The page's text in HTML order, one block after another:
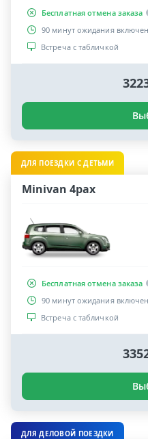
Бесплатная отмена заказа
90 минут ожидания
Встреча с табличкой
ДЛЯ ПОЕЗДКИ С ДЕТЬМИ
Minivan 4pax
Бесплатная отмена заказа
90 минут ожидания
Встреча с табличкой
ДЛЯ ДЕЛОВОЙ ПОЕЗДКИ